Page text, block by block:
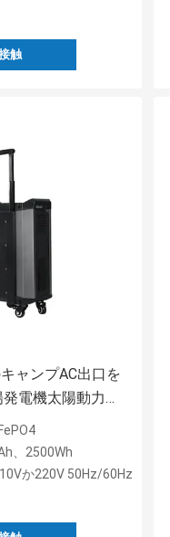
触
ャンプAC出口を
電機太陽動力を
動力火車
、2500Wh
か220V 50Hz/60Hz